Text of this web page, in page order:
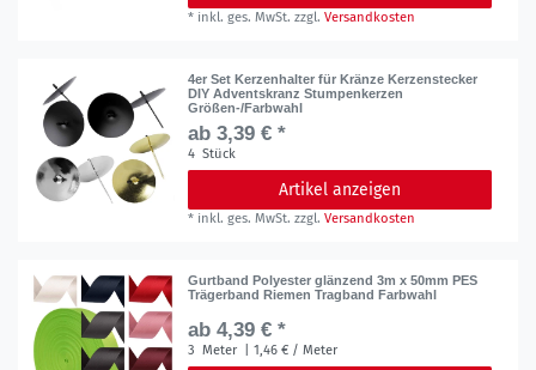
* inkl. ges. MwSt. zzgl.Versandkosten
4er Set Kerzenhalter für Kränze Kerzenstecker
DIY Adventskranz Stumpenkerzen
Größen-/Farbwahl
ab 3,39 € *
4 Stück
Artikel anzeigen
* inkl. ges. MwSt. zzgl.Versandkosten
Gurtband Polyester glänzend 3m x 50mm PES
Trägerband Riemen Tragband Farbwahl
ab 4,39 € *
3 Meter | 1,46 € / Meter